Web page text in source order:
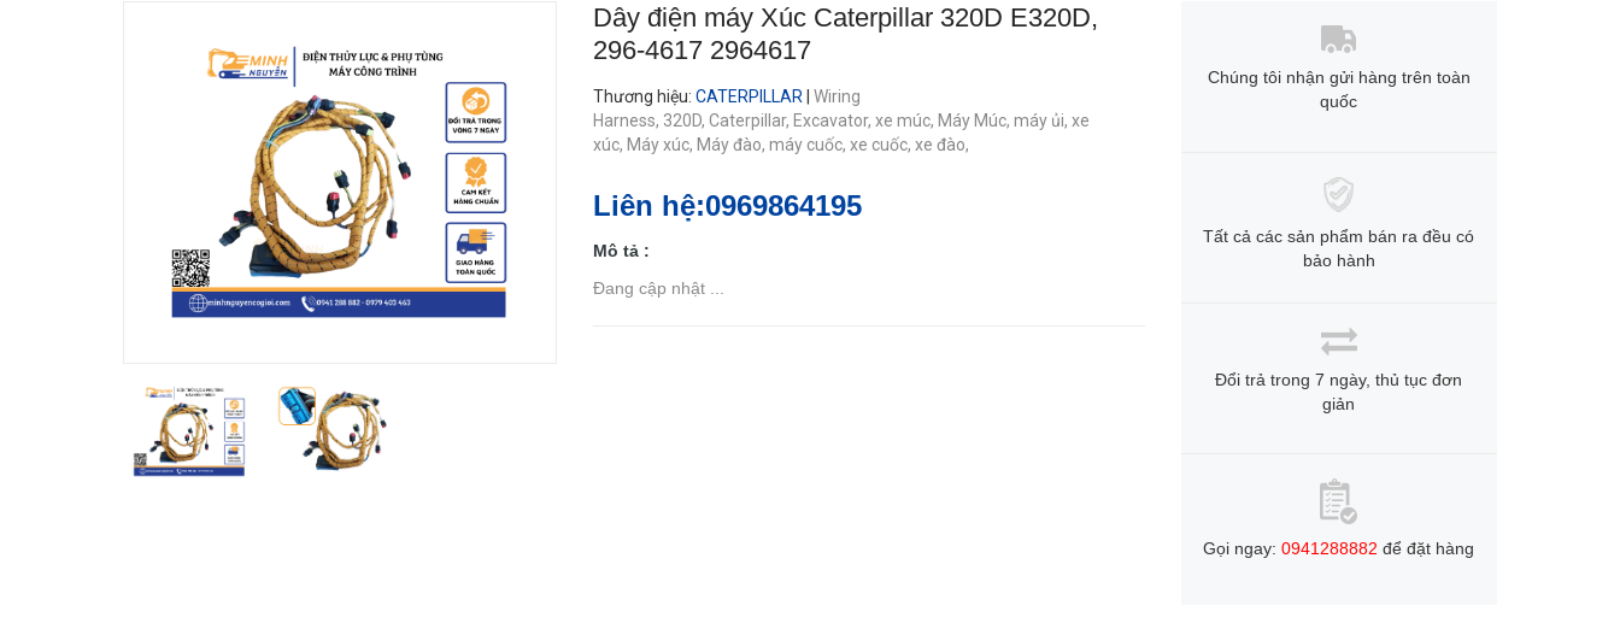
Dây điện máy Xúc Caterpillar 320D E320D,
296-4617 2964617
Thương hiệu: CATERPILLAR
Wiring
Harness, 320D, Caterpillar, Excavator, xe múc, Máy Múc, máy ủi, xe
xúc, Máy xúc, Máy đào, máy cuốc, xe cuốc, xe đào,
Liên hệ:0969864195
Mô tả :
Đang cập nhật ...
Chúng tôi nhận gửi hàng trên toàn
quốc
Tất cả các sản phẩm bán ra đều có
bảo hành
Đổi trả trong 7 ngày, thủ tục đơn
giản
Gọi ngay:0941288882 để đặt hàng